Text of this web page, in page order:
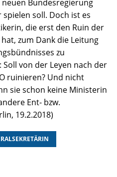
Bundesregierung
soll. Doch ist es
die erst den Ruin der
zum Dank die Leitung
zu
von der Leyen nach der
ruinieren? Und nicht
sie schon keine Ministerin
Ent- bzw.
19.2.2018)